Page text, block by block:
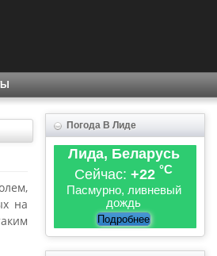
на
Погода В Лиде
Лида, Беларусь
Сейчас: +22 °C
Пасмурно, ливневый
дождь
Подробнее